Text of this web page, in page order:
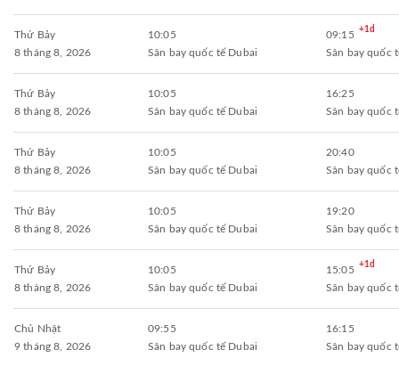
Thứ Bảy
8 tháng 8, 2026
10:05
Sân bay quốc tế Dubai
09:15 +1d
Sân bay quốc
Thứ Bảy
8 tháng 8, 2026
10:05
Sân bay quốc tế Dubai
16:25
Sân bay quốc
Thứ Bảy
8 tháng 8, 2026
10:05
Sân bay quốc tế Dubai
20:40
Sân bay quốc
Thứ Bảy
8 tháng 8, 2026
10:05
Sân bay quốc tế Dubai
19:20
Sân bay quốc
Thứ Bảy
8 tháng 8, 2026
10:05
Sân bay quốc tế Dubai
15:05 +1d
Sân bay quốc
Chủ Nhật
9 tháng 8, 2026
09:55
Sân bay quốc tế Dubai
16:15
Sân bay quốc